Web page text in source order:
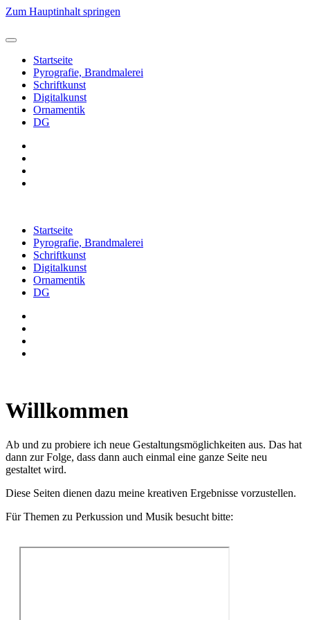
Zum Hauptinhalt springen
Startseite
Pyrografie, Brandmalerei
Schriftkunst
Digitalkunst
Ornamentik
DG
Startseite
Pyrografie, Brandmalerei
Schriftkunst
Digitalkunst
Ornamentik
DG
Willkommen
Ab und zu probiere ich neue Gestaltungsmöglichkeiten aus. Das hat
dann zur Folge, dass dann auch einmal eine ganze Seite neu
gestaltet wird.
Diese Seiten dienen dazu meine kreativen Ergebnisse vorzustellen.
Für Themen zu Perkussion und Musik besucht bitte: